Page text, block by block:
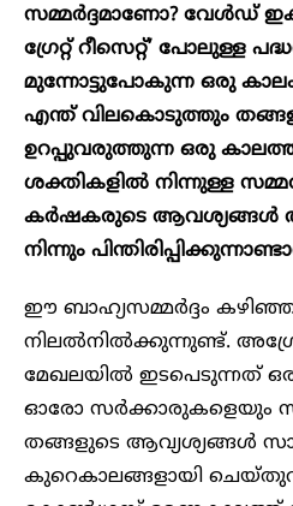
സമ്മർദ്ദമാണോ? വേൾഡ്
ഗ്രേറ്റ് റീസെറ്റ്’ പോലുള്ള
മുന്നോട്ടുപോകുന്ന ഒരു
എന്ത് വിലകൊടുത്തും
ഉറപ്പുവരുത്തുന്ന ഒരു കാലത്ത്
ശക്തികളിൽ നിന്നുള്ള
കർഷകരുടെ ആവശ്യങ്ങൾ
നിന്നും
ഈ ബാഹ്യസമ്മർദ്ദം
നിലൽനിൽക്കുന്നുണ്ട്.
മേഖലയിൽ ഇടപെടുന്നത് ഒരു
ഓരോ സർക്കാരുകളെയും
തങ്ങളുടെ ആവ്യശ്യങ്ങൾ
കുറെകാലങ്ങളായി